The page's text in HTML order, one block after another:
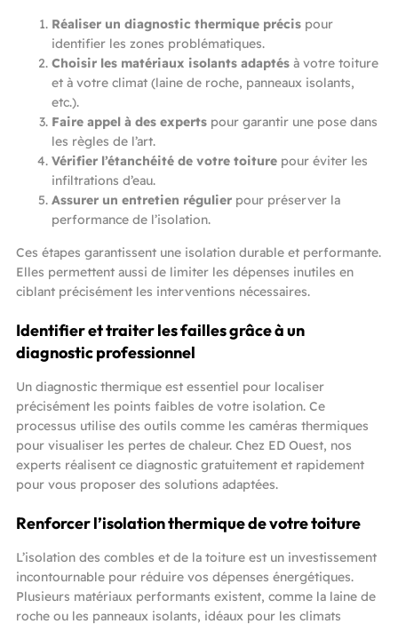
Réaliser un diagnostic thermique précis pour
identifier les zones problématiques.
Choisir les matériaux isolants adaptés à votre toiture
et à votre climat (laine de roche, panneaux isolants,
etc.).
Faire appel à des experts pour garantir une pose dans
les règles de l’art.
Vérifier l’étanchéité de votre toiture pour éviter les
infiltrations d’eau.
Assurer un entretien régulier pour préserver la
performance de l’isolation.
Ces étapes garantissent une isolation durable et performante.
Elles permettent aussi de limiter les dépenses inutiles en
ciblant précisément les interventions nécessaires.
Identifier et traiter les failles grâce à un
diagnostic professionnel
Un diagnostic thermique est essentiel pour localiser
précisément les points faibles de votre isolation. Ce
processus utilise des outils comme les caméras thermiques
pour visualiser les pertes de chaleur. Chez ED Ouest, nos
experts réalisent ce diagnostic gratuitement et rapidement
pour vous proposer des solutions adaptées.
Renforcer l’isolation thermique de votre toiture
L’isolation des combles et de la toiture est un investissement
incontournable pour réduire vos dépenses énergétiques.
Plusieurs matériaux performants existent, comme la laine de
roche ou les panneaux isolants, idéaux pour les climats